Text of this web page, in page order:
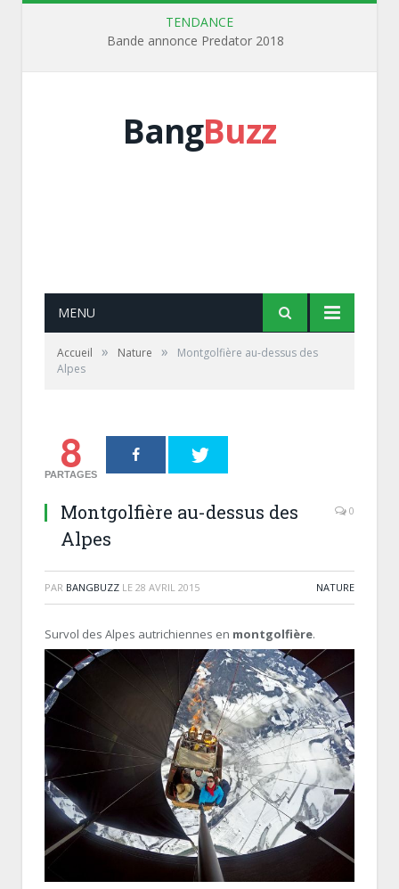
TENDANCE
Bande annonce Predator 2018
BangBuzz
MENU
Accueil » Nature »
Montgolfière au-dessus des
Alpes
8
PARTAGES
Montgolfière au-dessus des
Alpes
0
PAR BANGBUZZ LE 28 AVRIL 2015 NATURE
Survol des Alpes autrichiennes en montgolfière.